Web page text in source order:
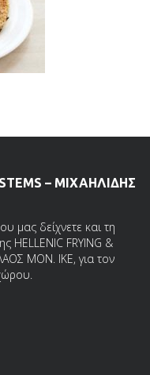
– ΜΙΧΑΗΛΙΔΗΣ
μας δείχνετε και τη
HELLENIC FRYING &
ΜΟΝ. ΙΚΕ, για τον